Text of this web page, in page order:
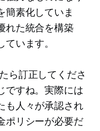
簡素化していま
れた統合を構築
います。
ら訂正してくださ
ですね。実際には
も人々が承認され
ポリシーが必要だ